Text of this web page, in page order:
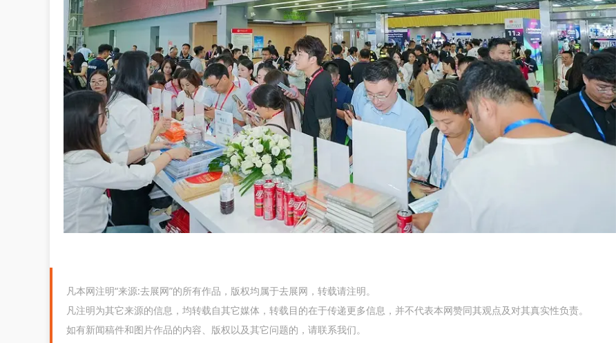
凡本网注明“来源:去展网”的所有作品，版权均属于去展网，转载请注明。
凡注明为其它来源的信息，均转载自其它媒体，转载目的在于传递更多信息，并不代表本网赞同其观点及对其真实性负责。
如有新闻稿件和图片作品的内容、版权以及其它问题的，请联系我们。